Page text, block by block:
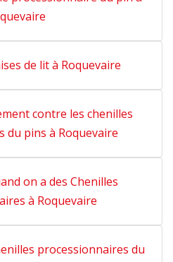
de lit à Roquevaire
contre les chenilles
du pins à Roquevaire
on a des Chenilles
à Roquevaire
processionnaires du